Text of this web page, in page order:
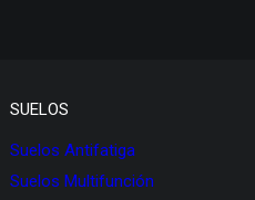
SUELOS
Suelos Antifatiga
Suelos Multifunción